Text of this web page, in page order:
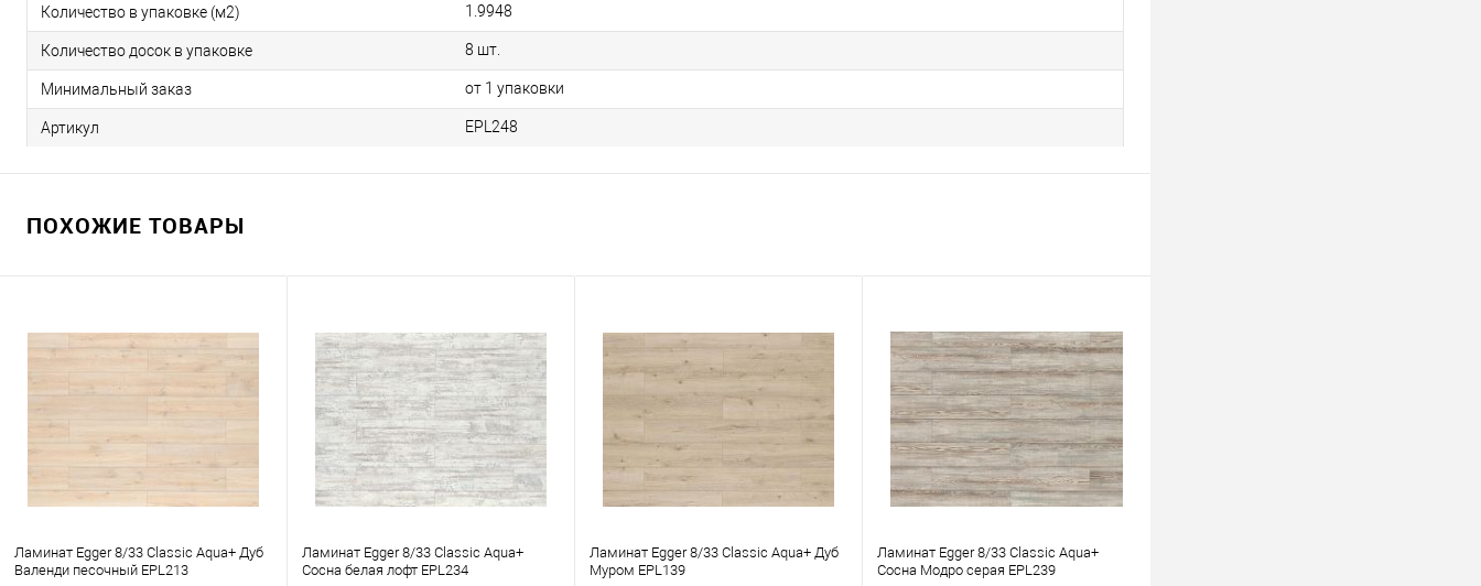
Количество в упаковке (м2) 1.9948
Количество досок в упаковке 8 шт.
Минимальный заказ от 1 упаковки
Артикул EPL248
ПОХОЖИЕ ТОВАРЫ
Ламинат Egger 8/33 Classic Aqua+ Дуб
Валенди песочный EPL213
Ламинат Egger 8/33 Classic Aqua+
Сосна белая лофт EPL234
Ламинат Egger 8/33 Classic Aqua+ Дуб
Муром EPL139
Ламинат Egger 8/33 Classic Aqua+
Сосна Модро серая EPL239